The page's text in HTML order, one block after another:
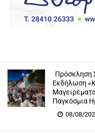
Πρόσκληση
Εκδήλωση
Παγκόσμια
08/08/